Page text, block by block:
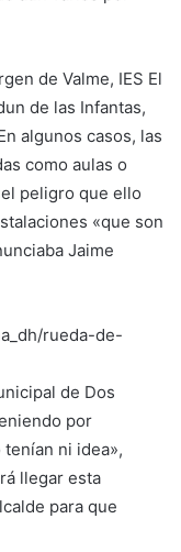
de Valme, IES El
de las Infantas,
algunos casos, las
como aulas o
peligro que ello
«que son
Jaime
rueda-de-
de Dos
por
ni idea»,
llegar esta
para que